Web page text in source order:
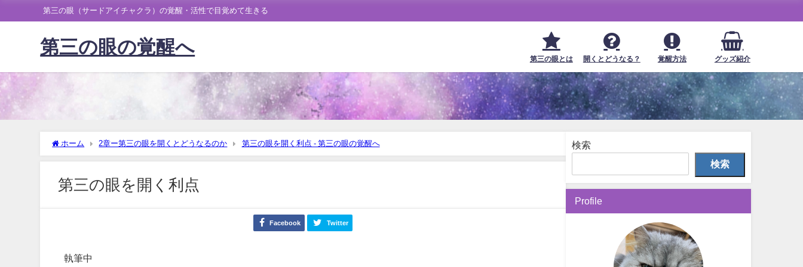
第三の眼（サードアイチャクラ）の覚醒・活性で目覚めて生きる
第三の眼の覚醒へ
第三の眼とは 開くとどうなる？ 覚醒方法 グッズ紹介
ホーム 2章ー第三の眼を開くとどうなるのか 第三の眼を開く利点 - 第三の眼の覚醒へ
第三の眼を開く利点
Facebook Twitter
執筆中
検索
検索
Profile